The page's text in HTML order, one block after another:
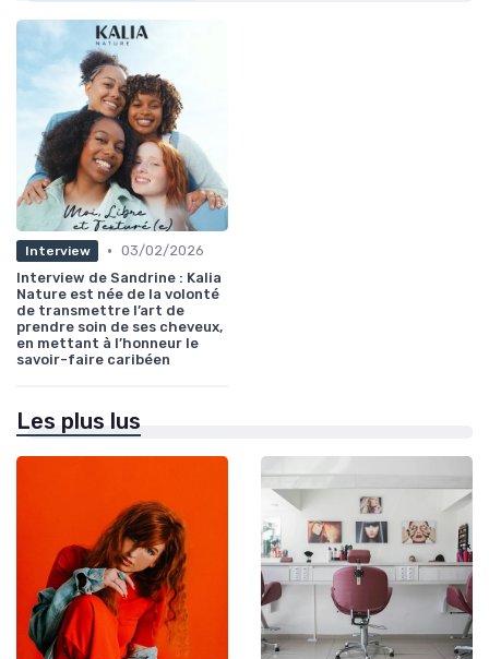
Interview • 03/02/2026
Interview de Sandrine : Kalia
Nature est née de la volonté
de transmettre l’art de
prendre soin de ses cheveux,
en mettant à l’honneur le
savoir-faire caribéen
Les plus lus